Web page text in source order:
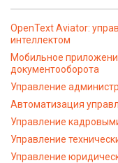
OpenText Aviator:
интеллектом
Мобильное
документооборота
Управление
Автоматизация
Управление
Управление
Управление